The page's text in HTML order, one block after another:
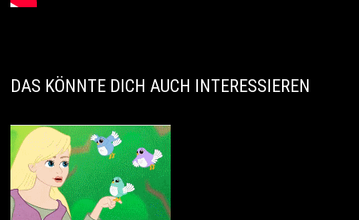
DAS KÖNNTE DICH AUCH INTERESSIEREN